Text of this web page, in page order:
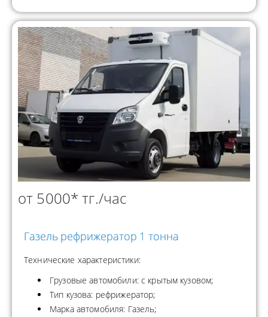
от 5000* тг./час
Газель рефрижератор 1 тонна
Технические характеристики:
Грузовые автомобили: с крытым кузовом;
Тип кузова: рефрижератор;
Марка автомобиля: Газель;